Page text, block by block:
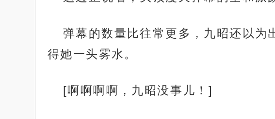
弹幕的数量比往常更多，九昭还以
得她一头雾水。
[啊啊啊啊，九昭没事儿！]